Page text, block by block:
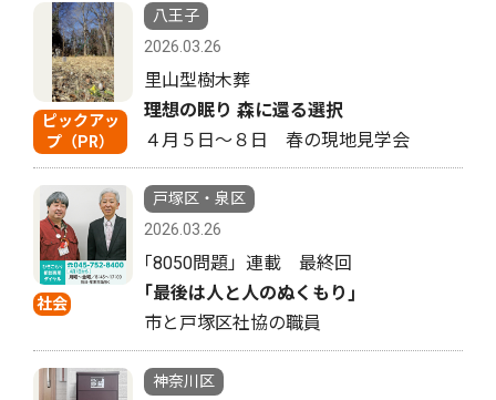
ピックアッ
プ（PR）
八王子
2026.03.26
里山型樹木葬
理想の眠り 森に還る選択
４月５日〜８日 春の現地見学会
社会
戸塚区・泉区
2026.03.26
｢8050問題」連載 最終回
｢最後は人と人のぬくもり｣
市と戸塚区社協の職員
神奈川区